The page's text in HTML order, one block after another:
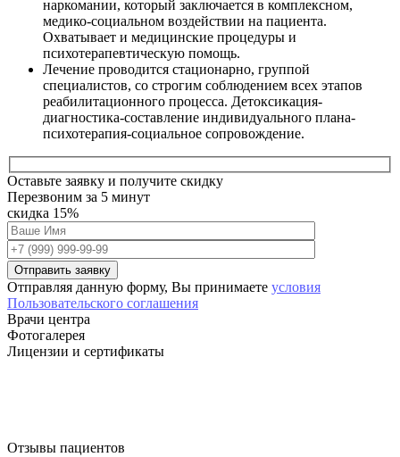
наркомании, который заключается в комплексном,
медико-социальном воздействии на пациента.
Охватывает и медицинские процедуры и
психотерапевтическую помощь.
Лечение проводится стационарно, группой
специалистов, со строгим соблюдением всех этапов
реабилитационного процесса. Детоксикация-
диагностика-составление индивидуального плана-
психотерапия-социальное сопровождение.
Оставьте заявку и получите скидку
Перезвоним за 5 минут
скидка 15%
Оставьте
это
поле
пустым.
Отправляя данную форму, Вы принимаете условия
Пользовательского соглашения
Врачи центра
Фотогалерея
Лицензии и сертификаты
Отзывы пациентов